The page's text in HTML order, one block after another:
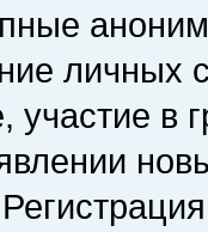
личных
участие в